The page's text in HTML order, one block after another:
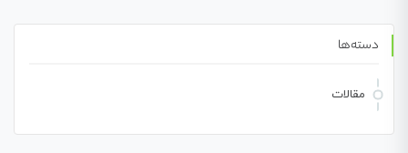
دسته‌ها
مقالات